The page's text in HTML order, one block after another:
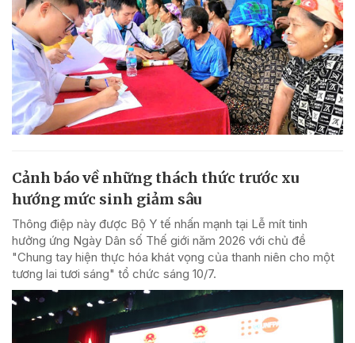
Cảnh báo về những thách thức trước xu
hướng mức sinh giảm sâu
Thông điệp này được Bộ Y tế nhấn mạnh tại Lễ mít tinh
hưởng ứng Ngày Dân số Thế giới năm 2026 với chủ đề
"Chung tay hiện thực hóa khát vọng của thanh niên cho một
tương lai tươi sáng" tổ chức sáng 10/7.